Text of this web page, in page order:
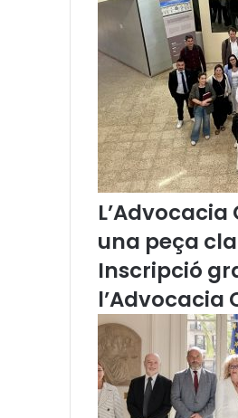
b
r
e
p
r
e
s
n
t
c
i
ó
e
s
c
una peça
Inscripció
l’Advocacia